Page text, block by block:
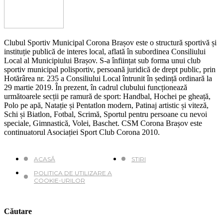
Clubul Sportiv Municipal Corona Brașov este o structură sportivă și
instituție publică de interes local, aflată în subordinea Consiliului
Local al Municipiului Brașov. S-a înființat sub forma unui club
sportiv municipal polisportiv, persoană juridică de drept public, prin
Hotărârea nr. 235 a Consiliului Local întrunit în ședință ordinară la
29 martie 2019. În prezent, în cadrul clubului funcționează
următoarele secții pe ramură de sport: Handbal, Hochei pe gheață,
Polo pe apă, Natație și Pentatlon modern, Patinaj artistic și viteză,
Schi și Biatlon, Fotbal, Scrimă, Sportul pentru persoane cu nevoi
speciale, Gimnastică, Volei, Baschet. CSM Corona Brașov este
continuatorul Asociației Sport Club Corona 2010.
ACASĂ
STIRI
POLITICA DE UTILIZARE A
COOKIE-URILOR
Căutare